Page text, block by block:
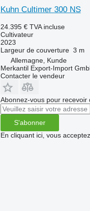
Kuhn Cultimer 300 NS
24.395 € TVA incluse
Cultivateur
2023
Largeur de couverture 3 m
Allemagne, Kunde
Merkantil Export-Import
Contacter le vendeur
Abonnez-vous pour
S'abonner
En cliquant ici, vous